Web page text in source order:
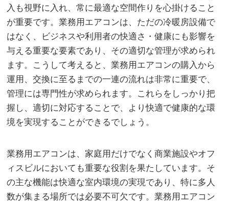
入も視野に入れ、常に最適な空間作りを心掛けること
が重要です。業務用エアコンは、ただの冷暖房設備で
はなく、ビジネスや利用者の快適さ・健康にも影響を
与える重要な要素であり、その適切な管理が求められ
ます。こうして考えると、業務用エアコンの購入から
運用、交換に至るまでの一連の流れは非常に重要で、
管理には専門性が求められます。これらをしっかり把
握し、適切に対応することで、より快適で健康的な環
境を実現することができるでしょう。
業務用エアコンは、家庭用だけでなく商業施設やオフ
ィスビルにおいても重要な役割を果たしています。そ
の主な機能は快適な室内環境の実現であり、特に多人
数が集まる場所では必要不可欠です。業務用エアコン